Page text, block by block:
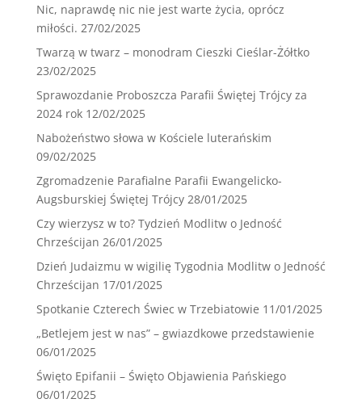
Nic, naprawdę nic nie jest warte życia, oprócz
miłości. 27/02/2025
Twarzą w twarz – monodram Cieszki Cieślar-Żółtko
23/02/2025
Sprawozdanie Proboszcza Parafii Świętej Trójcy za
2024 rok 12/02/2025
Nabożeństwo słowa w Kościele luterańskim
09/02/2025
Zgromadzenie Parafialne Parafii Ewangelicko-
Augsburskiej Świętej Trójcy 28/01/2025
Czy wierzysz w to? Tydzień Modlitw o Jedność
Chrześcijan 26/01/2025
Dzień Judaizmu w wigilię Tygodnia Modlitw o Jedność
Chrześcijan 17/01/2025
Spotkanie Czterech Świec w Trzebiatowie 11/01/2025
„Betlejem jest w nas” – gwiazdkowe przedstawienie
06/01/2025
Święto Epifanii – Święto Objawienia Pańskiego
06/01/2025